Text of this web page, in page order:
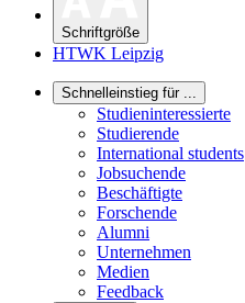
Schriftgröße
HTWK Leipzig
Schnelleinstieg für ...
Studieninteressierte
Studierende
International students
Jobsuchende
Beschäftigte
Forschende
Alumni
Unternehmen
Medien
Feedback